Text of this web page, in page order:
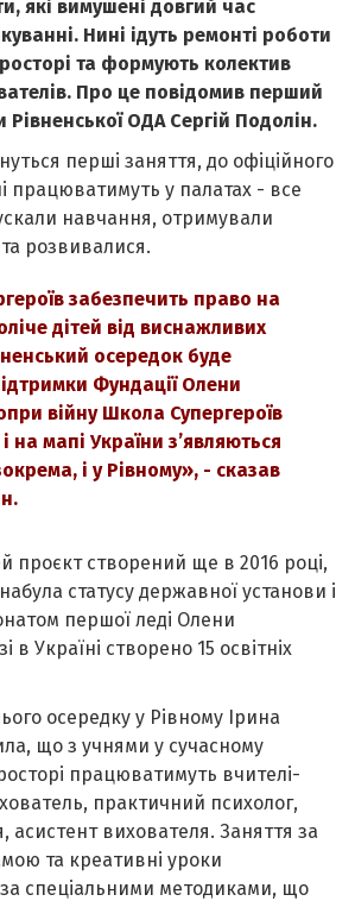
які вимушені довгий час
Нині ідуть ремонті роботи
та формують колектив
Про це повідомив перший
Рівненської ОДА Сергій Подолін.
перші заняття, до офіційного
працюватимуть у палатах - все
навчання, отримували
розвивалися.
забезпечить право на
дітей від виснажливих
осередок буде
Фундації Олени
війну Школа Супергероїв
на мапі України з’являються
і у Рівному», - сказав
проєкт створений ще в 2016 році,
статусу державної установи і
першої леді Олени
в Україні створено 15 освітніх
осередку у Рівному Ірина
що з учнями у сучасному
працюватимуть вчителі-
практичний психолог,
асистент вихователя. Заняття за
та креативні уроки
за спеціальними методиками, що